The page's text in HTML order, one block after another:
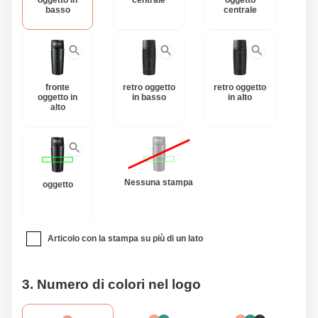
basso
centrale
fronte
oggetto in
alto
retro oggetto
in basso
retro oggetto
in alto
oggetto Nessuna stampa
Articolo con la stampa su più di un lato
3. Numero di colori nel logo